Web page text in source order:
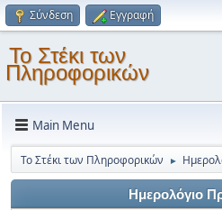
Σύνδεση Εγγραφή
Το Στέκι των
Πληροφορικών
Main Menu
Το Στέκι των Πληροφορικών ►
Ημερολόγιο